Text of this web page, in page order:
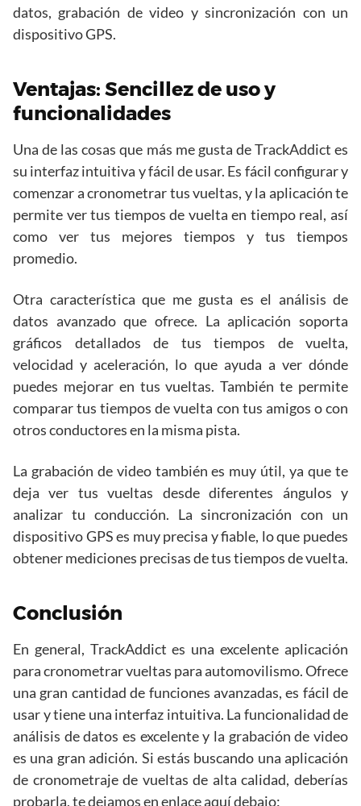
datos, grabación de video y sincronización con un
dispositivo GPS.
Ventajas: Sencillez de uso y
funcionalidades
Una de las cosas que más me gusta de TrackAddict es
su interfaz intuitiva y fácil de usar. Es fácil configurar y
comenzar a cronometrar tus vueltas, y la aplicación te
permite ver tus tiempos de vuelta en tiempo real, así
como ver tus mejores tiempos y tus tiempos
promedio.
Otra característica que me gusta es el análisis de
datos avanzado que ofrece. La aplicación soporta
gráficos detallados de tus tiempos de vuelta,
velocidad y aceleración, lo que ayuda a ver dónde
puedes mejorar en tus vueltas. También te permite
comparar tus tiempos de vuelta con tus amigos o con
otros conductores en la misma pista.
La grabación de video también es muy útil, ya que te
deja ver tus vueltas desde diferentes ángulos y
analizar tu conducción. La sincronización con un
dispositivo GPS es muy precisa y fiable, lo que puedes
obtener mediciones precisas de tus tiempos de vuelta.
Conclusión
En general, TrackAddict es una excelente aplicación
para cronometrar vueltas para automovilismo. Ofrece
una gran cantidad de funciones avanzadas, es fácil de
usar y tiene una interfaz intuitiva. La funcionalidad de
análisis de datos es excelente y la grabación de video
es una gran adición. Si estás buscando una aplicación
de cronometraje de vueltas de alta calidad, deberías
probarla, te dejamos en enlace aquí debajo: